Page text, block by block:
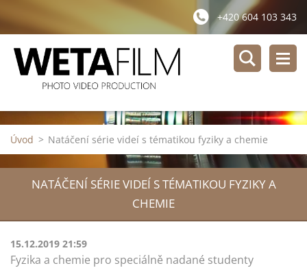
+420 604 103 343
Úvod > Natáčení série videí s tématikou fyziky a chemie
NATÁČENÍ SÉRIE VIDEÍ S TÉMATIKOU FYZIKY A
CHEMIE
15.12.2019 21:59
Fyzika a chemie pro speciálně nadané studenty